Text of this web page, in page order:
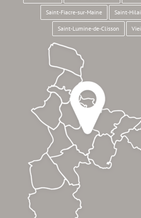
Saint-Fiacre-sur-Maine Saint-
Saint-Lumine-de-Clisson